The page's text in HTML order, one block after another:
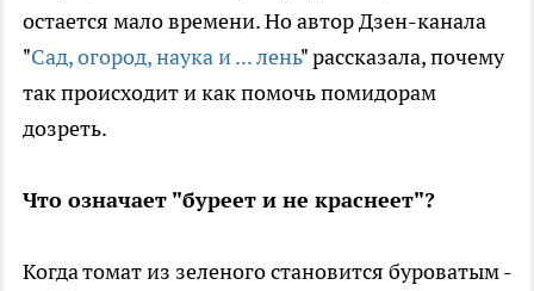
остается мало времени. Но автор Дзен-канала
"Сад, огород, наука и ... лень" рассказала, почему
так происходит и как помочь помидорам
дозреть.
Что означает "буреет и не краснеет"?
Когда томат из зеленого становится буроватым -